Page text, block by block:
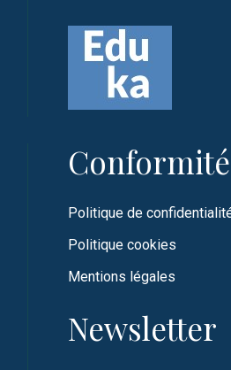
Conformité
Politique de
Politique cookies
Mentions légales
Newsletter